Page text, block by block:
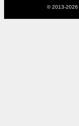
© 2013-2026